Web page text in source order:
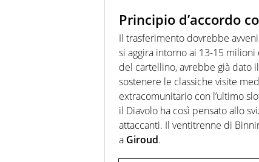
Principio d’accordo
Il trasferimento dovrebbe
si aggira intorno ai 13-15
del cartellino, avrebbe già dato
sostenere le classiche visite
extracomunitario con l’ultimo
il Diavolo ha così pensato allo
attaccanti. Il ventitrenne di
a Giroud.